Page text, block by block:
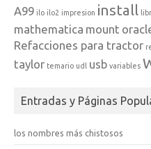
A99 ilo ilo2 impresion install
mathematica mount
Refacciones para tractor
taylor temario udl usb variables
Entradas y Páginas
los nombres más chistosos